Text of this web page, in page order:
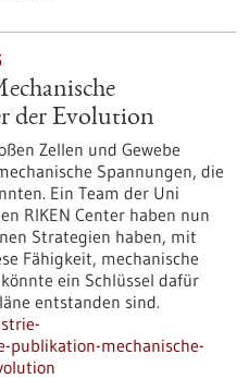
der Evolution
Zellen und Gewebe
Spannungen, die
Ein Team der Uni
RIKEN Center haben nun
Strategien haben, mit
Fähigkeit, mechanische
ein Schlüssel dafür
entstanden sind.
mechanische-